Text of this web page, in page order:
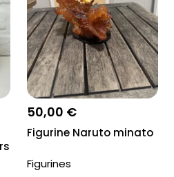
50,00 €
Figurine Naruto minato
Figurines